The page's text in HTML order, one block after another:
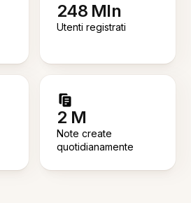
248 Mln
Utenti registrati
2 M
Note create
quotidianamente